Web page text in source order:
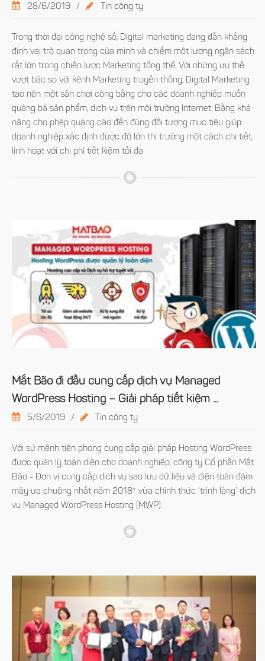
28/6/2019 / Tin công ty
Trong thời đại công nghệ số, Digital marketing đang dần khẳng
định vai trò quan trọng của mình và chiếm một lượng ngân sách
rất lớn trong chiến lược Marketing tổng thể. Với những ưu thế
vượt bậc so với kênh Marketing truyền thống, Digital Marketing
tạo nên một sân chơi công bằng cho các doanh nghiệp muốn
quảng bá sản phẩm, dịch vụ trên môi trường Internet. Bằng khả
năng cho phép quảng cáo đến đúng đối tượng mục tiêu giúp
doanh nghiệp xác định được độ lớn thị trường một cách chi tiết,
linh hoạt với chi phí tiết kiệm tối đa.
Mắt Bão đi đầu cung cấp dịch vụ Managed
WordPress Hosting – Giải pháp tiết kiệm ...
5/6/2019 / Tin công ty
Với sứ mệnh tiên phong cung cấp giải pháp Hosting WordPress
được quản lý toàn diện cho doanh nghiệp, công ty Cổ phần Mắt
Bão - Đơn vị cung cấp dịch vụ sao lưu dữ liệu và điện toán đám
mây ưa chuộng nhất năm 2018* vừa chính thức ‘trình làng’ dịch
vụ Managed WordPress Hosting (MWP).